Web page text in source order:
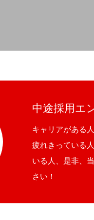
中途採用エ
キャリアがある
疲れきっている
いる人、是非、
さい！